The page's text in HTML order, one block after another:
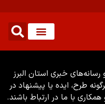
خبری استان البرز
طرح، ایده یا پیشنهاد در
با ما در ارتباط باشند.